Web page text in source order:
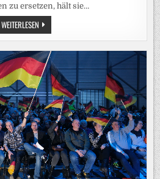
zu ersetzen, hält sie…
WEITERLESEN NIEDRIGE
FLUSSPEGEL:
UMWELTSCHÜTZER
KRITISIERTEN
LOCKERUNG
VON
FAHRVERBOTEN
FÜR
LKW